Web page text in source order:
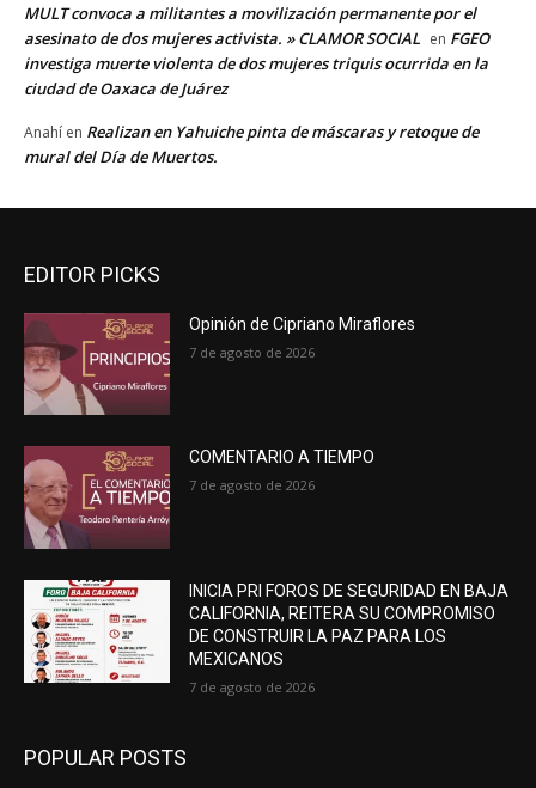
MULT convoca a militantes a movilización permanente por el
asesinato de dos mujeres activista. » CLAMOR SOCIAL en FGEO
investiga muerte violenta de dos mujeres triquis ocurrida en la
ciudad de Oaxaca de Juárez
Anahí en Realizan en Yahuiche pinta de máscaras y retoque de
mural del Día de Muertos.
EDITOR PICKS
Opinión de Cipriano Miraflores
7 de agosto de 2026
COMENTARIO A TIEMPO
7 de agosto de 2026
INICIA PRI FOROS DE SEGURIDAD EN BAJA
CALIFORNIA, REITERA SU COMPROMISO
DE CONSTRUIR LA PAZ PARA LOS
MEXICANOS
7 de agosto de 2026
POPULAR POSTS